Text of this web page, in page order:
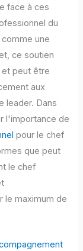
face à ces
du
une
ce soutien
peut être
aux
leader. Dans
l'importance de
pour le chef
que peut
le chef
le maximum de